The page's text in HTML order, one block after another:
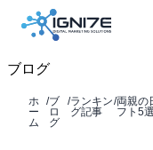
ブログ
ホ
ー
ム
/ブ
ロ
グ
/ランキン
グ記事
/両親の
フト5